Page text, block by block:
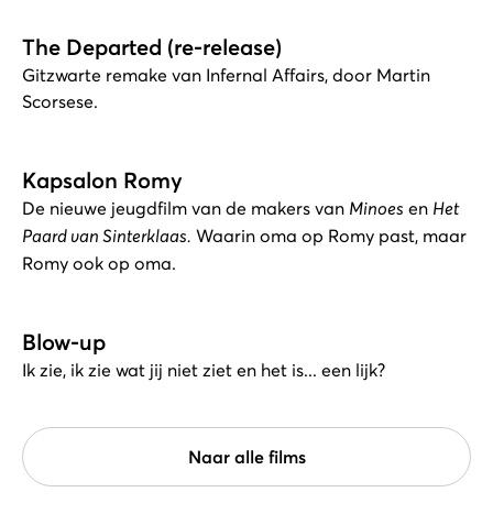
The Departed (re-release)
Gitzwarte remake van Infernal Affairs, door Martin
Scorsese.
Kapsalon Romy
De nieuwe jeugdfilm van de makers van Minoes en Het
Paard van Sinterklaas. Waarin oma op Romy past, maar
Romy ook op oma.
Blow-up
Ik zie, ik zie wat jij niet ziet en het is... een lijk?
Naar alle films